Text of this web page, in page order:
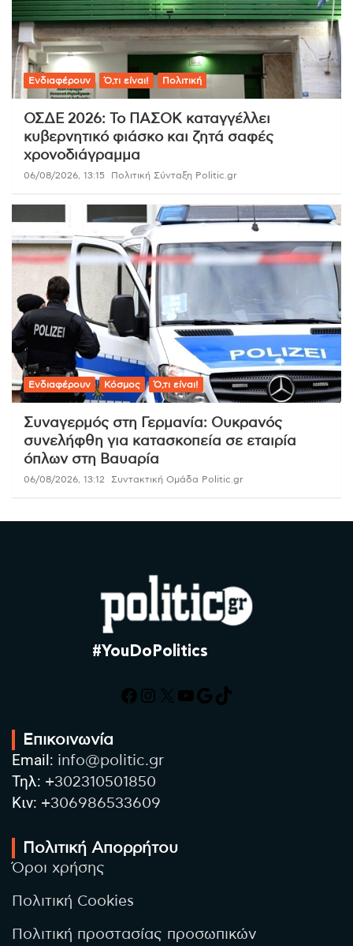
Ενδιαφέρουν Ό,τι είναι! Πολιτική
ΟΣΔΕ 2026: Το ΠΑΣΟΚ καταγγέλλει
κυβερνητικό φιάσκο και ζητά σαφές
χρονοδιάγραμμα
06/08/2026, 13:15 Πολιτική Σύνταξη Politic.gr
Ενδιαφέρουν Κόσμος Ό,τι είναι!
Συναγερμός στη Γερμανία: Ουκρανός
συνελήφθη για κατασκοπεία σε εταιρία
όπλων στη Βαυαρία
06/08/2026, 13:12 Συντακτική Ομάδα Politic.gr
#YouDoPolitics
Facebook
Instagram
X YouTube
Google
TikTok
Επικοινωνία
Email: info@politic.gr
Τηλ: +302310501850
Κιν: +306986533609
Πολιτική Απορρήτου
Όροι χρήσης
Πολιτική Cookies
Πολιτική προστασίας προσωπικών